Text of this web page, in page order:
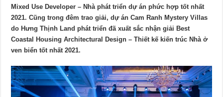
Mixed Use Developer – Nhà phát triển dự án phức hợp tốt nhất
2021. Cũng trong đêm trao giải, dự án Cam Ranh Mystery Villas
do Hưng Thịnh Land phát triển đã xuất sắc nhận giải Best
Coastal Housing Architectural Design – Thiết kế kiến trúc Nhà ở
ven biển tốt nhất 2021.